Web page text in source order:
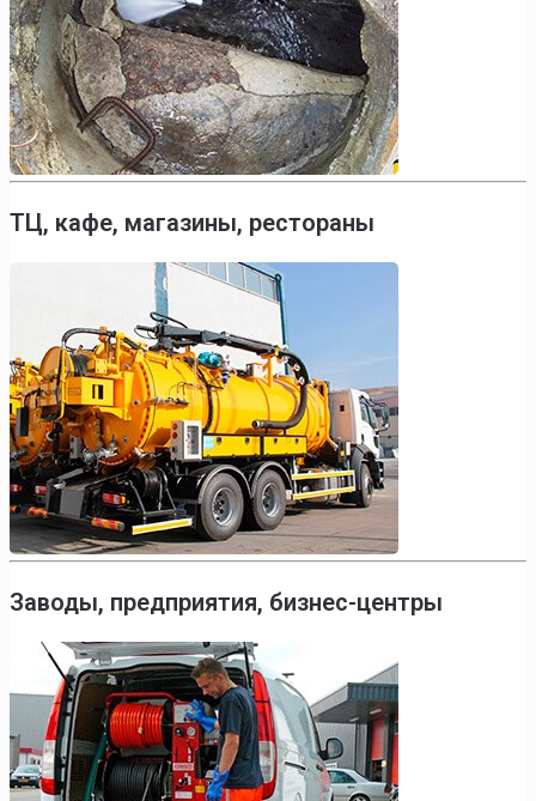
ТЦ, кафе, магазины, рестораны
Заводы, предприятия, бизнес-центры